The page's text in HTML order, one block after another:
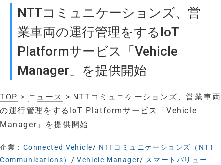
NTTコミュニケーションズ、営
業車両の運行管理をするIoT
Platformサービス「Vehicle
Manager」を提供開始
TOP > ニュース > NTTコミュニケーションズ、営業車両
の運行管理をするIoT Platformサービス「Vehicle
Manager」を提供開始
企業： Connected Vehicle/ NTTコミュニケーションズ（NTT
Communications） /Vehicle Manager/ スマートバリュー